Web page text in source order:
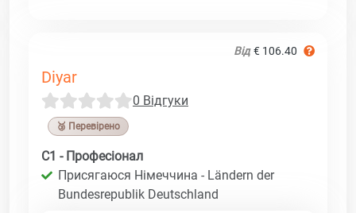
Від € 106.40
Diyar
0 Відгуки
🥉 Перевірено
C1 - Професіонал
Присягаюся Німеччина - Ländern der
Bundesrepublik Deutschland